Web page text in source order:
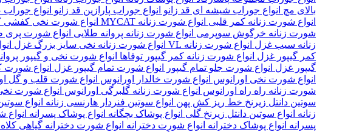
بالای مچ انواع جوراب شیشه ای قد زانو انواع جوراب پارازین قد زانو انواع
انواع شورت زنانه کمر قلبی انواع شورت زنانه MYCAT انواع شورت نخی
شورت زنانه خرگوش سوپرمی انواع شورت زنانه پروانه طلایی انواع شورت پری
زنانه سیب غزل انواع شورت زنانه VL انواع شورت زنانه نخی سایز بزرگ غزل
کمر گیپور غزل انواع شورت زنانه کمر گیپور توفاها انواع شورت نخی و گیپور
گیپور غزل انواع شورت جلو تمام گیپور انواع شورت تمام گیپور غزل انواع شورت
انواع شورت نخی اورانوس انواع شورت خالدار اورانوس انواع شورت قلب و گل
شورت زنانه راه راه اورانوس انواع شورت زنانه گلبرگی اورانوس انواع شورت
سوتین دانتل زیرنخ خط ریز کش پهن انواع سوتین فنردار هارنسی زنانه انواع
زنانه انواع سوتین دانتل زیرنخ گلی انواع پوشاک بچگانه انواع پوشاک پسرانه
پسرانه انواع پوشاک دخترانه انواع شورت دخترانه انواع شورت دخترانه گیاهی کلاه